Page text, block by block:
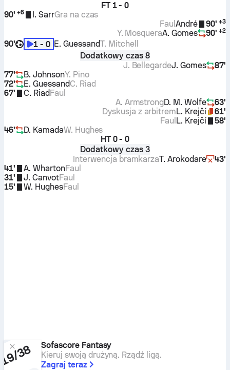
FT 1 - 0
90' +6 I. SarrGra na czas
90' +3
André
Faul
90' +2
A. Gomes
Y. Mosquera
90'
1 - 0 E. GuessandT. Mitchell
Dodatkowy czas 8
87'
J. Gomes
J. Bellegarde
77'
B. JohnsonY. Pino
72'
E. GuessandC. Riad
67'
C. RiadFaul
63'
D. M. Wolfe
A. Armstrong
61'
L. Krejčí
Dyskusja z arbitrem
58'
L. Krejčí
Faul
46'
D. KamadaW. Hughes
HT 0 - 0
Dodatkowy czas 3
43'
T. Arokodare
Interwencja bramkarza
41'
A. WhartonFaul
31'
J. CanvotFaul
15'
W. HughesFaul
Sofascore Fantasy
Kieruj swoją drużyną. Rządź ligą.
Zagraj teraz